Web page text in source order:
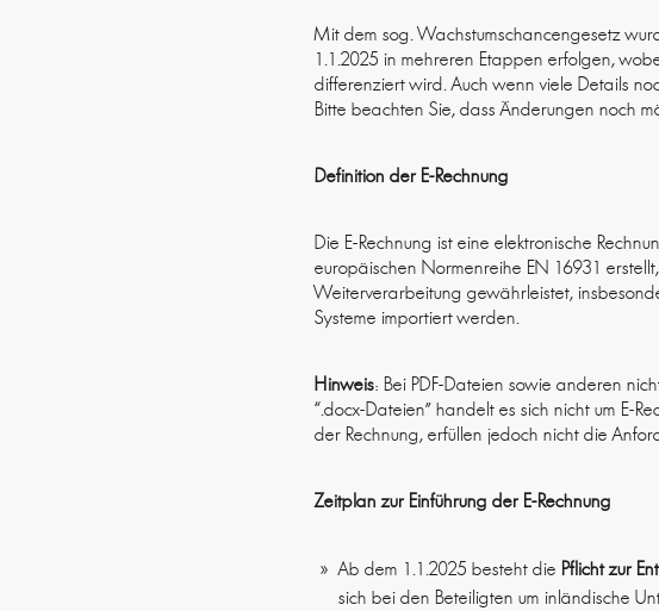
Mit dem sog. Wachstumschancengesetz
1.1.2025 in mehreren Etappen erfolgen,
differenziert wird. Auch wenn viele Details
Bitte beachten Sie, dass Änderungen noch
Definition der E-Rechnung
Die E-Rechnung ist eine elektronische
europäischen Normenreihe EN 16931
Weiterverarbeitung gewährleistet,
Systeme importiert werden.
Hinweis: Bei PDF-Dateien sowie anderen
“.docx-Dateien” handelt es sich nicht um E-
der Rechnung, erfüllen jedoch nicht die
Zeitplan zur Einführung der E-Rechnung
Ab dem 1.1.2025 besteht die Pflicht zur
sich bei den Beteiligten um inländische